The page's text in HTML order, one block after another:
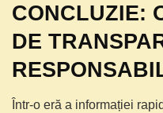
CONCLUZIE:
DE
Într-o eră a informației